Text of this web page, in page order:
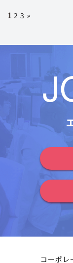
1 2 3 »
コーポレ